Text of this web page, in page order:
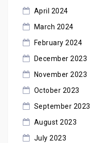
April 2024
March 2024
February 2024
December 2023
November 2023
October 2023
September 2023
August 2023
July 2023